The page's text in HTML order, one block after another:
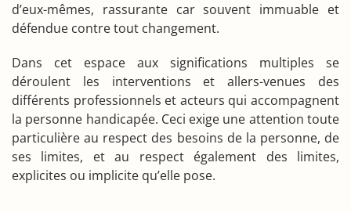
d’eux-mêmes, rassurante car souvent immuable et
défendue contre tout changement.
Dans cet espace aux significations multiples se
déroulent les interventions et allers-venues des
différents professionnels et acteurs qui accompagnent
la personne handicapée. Ceci exige une attention toute
particulière au respect des besoins de la personne, de
ses limites, et au respect également des limites,
explicites ou implicite qu’elle pose.